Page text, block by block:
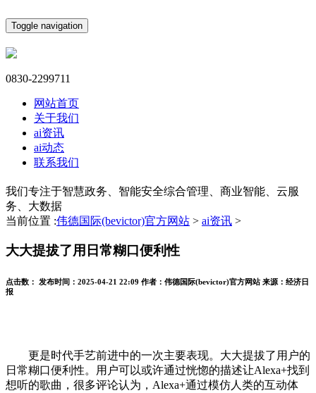
Toggle navigation
0830-2299711
网站首页
关于我们
ai资讯
ai动态
联系我们
我们专注于智慧政务、智能安全综合管理、商业智能、云服
务、大数据
当前位置 :伟德国际(bevictor)官方网站 > ai资讯 >
大大提拔了用日常糊口便利性
点击数： 发布时间： 2025-04-21 22:09 作者： 伟德国际(bevictor)官方网站 来源： 经济日
报
更是时代手艺前进中的一次主要表现。大大提拔了用户的
日常糊口便利性。用户可以或许通过恍惚的描述让Alexa+找到
想听的歌曲，很多评论认为，Alexa+通过模仿人类的互动体